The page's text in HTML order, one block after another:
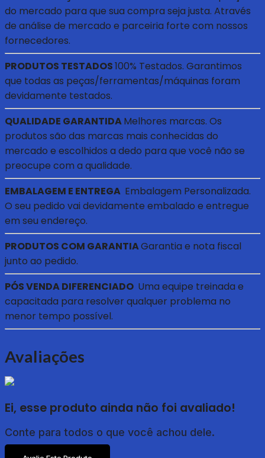
do mercado para que sua compra seja justa. Através
de análise de mercado e parceiria forte com nossos
fornecedores.
PRODUTOS TESTADOS100% Testados. Garantimos
que todas as peças/ferramentas/máquinas foram
devidamente testados.
QUALIDADE GARANTIDAMelhores marcas. Os
produtos são das marcas mais conhecidas do
mercado e escolhidos a dedo para que você não se
preocupe com a qualidade.
EMBALAGEM E ENTREGA Embalagem Personalizada.
O seu pedido vai devidamente embalado e entregue
em seu endereço.
PRODUTOS COM GARANTIAGarantia e nota fiscal
junto ao pedido.
PÓS VENDA DIFERENCIADO Uma equipe treinada e
capacitada para resolver qualquer problema no
menor tempo possível.
Avaliações
Ei, esse produto ainda não foi avaliado!
Conte para todos o que você achou dele.